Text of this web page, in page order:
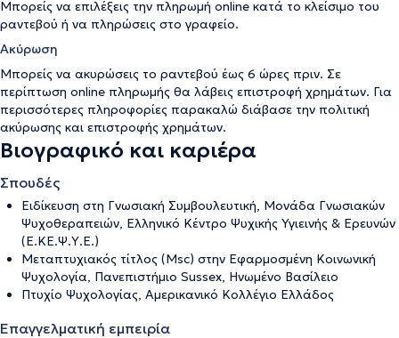
Μπορείς να επιλέξεις την πληρωμή online κατά το κλείσιμο του
ραντεβού ή να πληρώσεις στο γραφείο.
Ακύρωση
Μπορείς να ακυρώσεις το ραντεβού έως 6 ώρες πριν. Σε
περίπτωση online πληρωμής θα λάβεις επιστροφή χρημάτων. Για
περισσότερες πληροφορίες παρακαλώ διάβασε την πολιτική
ακύρωσης και επιστροφής χρημάτων.
Βιογραφικό και καριέρα
Σπουδές
Ειδίκευση στη Γνωσιακή Συμβουλευτική, Μονάδα Γνωσιακών
Ψυχοθεραπειών, Ελληνικό Κέντρο Ψυχικής Υγιεινής & Ερευνών
(Ε.ΚΕ.Ψ.Υ.Ε.)
Μεταπτυχιακός τίτλος (Msc) στην Εφαρμοσμένη Κοινωνική
Ψυχολογία, Πανεπιστήμιο Sussex, Ηνωμένο Βασίλειο
Πτυχίο Ψυχολογίας, Αμερικανικό Κολλέγιο Ελλάδος
Επαγγελματική εμπειρία